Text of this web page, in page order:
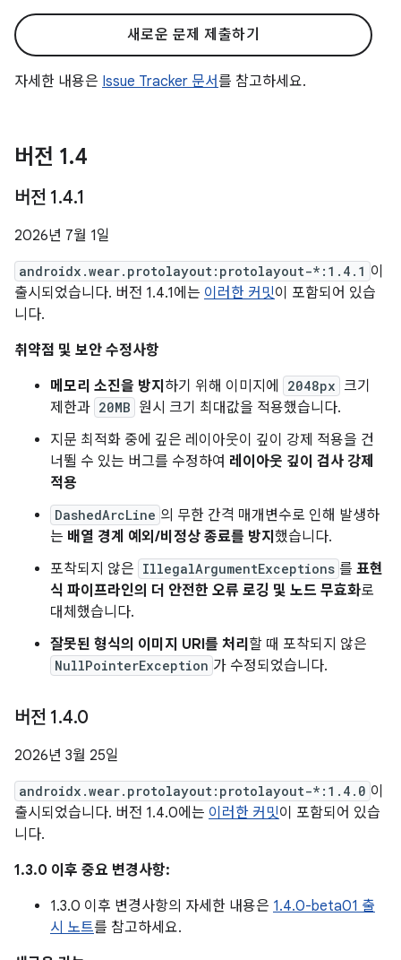
새로운 문제 제출하기
자세한 내용은 Issue Tracker 문서를 참고하세요.
버전 1.4
버전 1.4.1
2026년 7월 1일
androidx.wear.protolayout:protolayout-*:1.4.1 이
출시되었습니다. 버전 1.4.1에는 이러한 커밋이 포함되어 있습
니다.
취약점 및 보안 수정사항
메모리 소진을 방지 하기 위해 이미지에 2048px 크기
제한과 20MB 원시 크기 최대값을 적용했습니다.
지문 최적화 중에 깊은 레이아웃이 깊이 강제 적용을 건
너뛸 수 있는 버그를 수정하여 레이아웃 깊이 검사 강제
적용
DashedArcLine 의 무한 간격 매개변수로 인해 발생하
는 배열 경계 예외/비정상 종료를 방지 했습니다.
포착되지 않은 IllegalArgumentExceptions 를 표현
식 파이프라인의 더 안전한 오류 로깅 및 노드 무효화로
대체했습니다.
잘못된 형식의 이미지 URI를 처리 할 때 포착되지 않은
NullPointerException 가 수정되었습니다.
버전 1.4.0
2026년 3월 25일
androidx.wear.protolayout:protolayout-*:1.4.0 이
출시되었습니다. 버전 1.4.0에는 이러한 커밋이 포함되어 있습
니다.
1.3.0 이후 중요 변경사항:
1.3.0 이후 변경사항의 자세한 내용은 1.4.0-beta01 출
시 노트를 참고하세요.